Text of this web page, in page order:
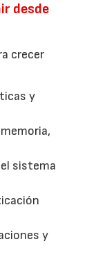
desde
crecer
y
sistema
y